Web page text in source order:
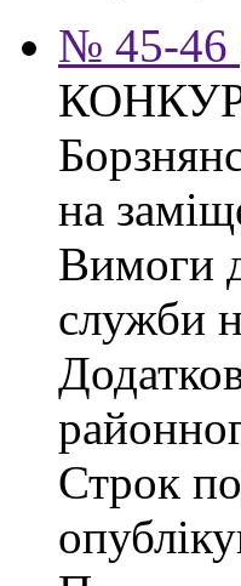
№ 45-46
на
Вимоги
служби
Строк